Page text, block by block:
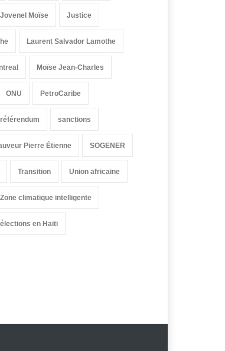
Jovenel Moïse Justice
Laurent Salvador Lamothe
Moïse Jean-Charles
ONU PetroCaribe
référendum sanctions
Pierre Étienne SOGENER
Transition Union africaine
Zone climatique intelligente
élections en Haïti